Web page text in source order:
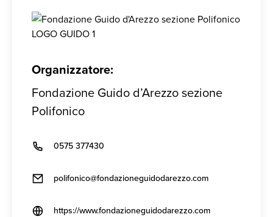
Organizzatore:
Fondazione Guido d’Arezzo sezione
Polifonico
0575 377430
polifonico@fondazioneguidodarezzo.com
https://www.fondazioneguidodarezzo.com